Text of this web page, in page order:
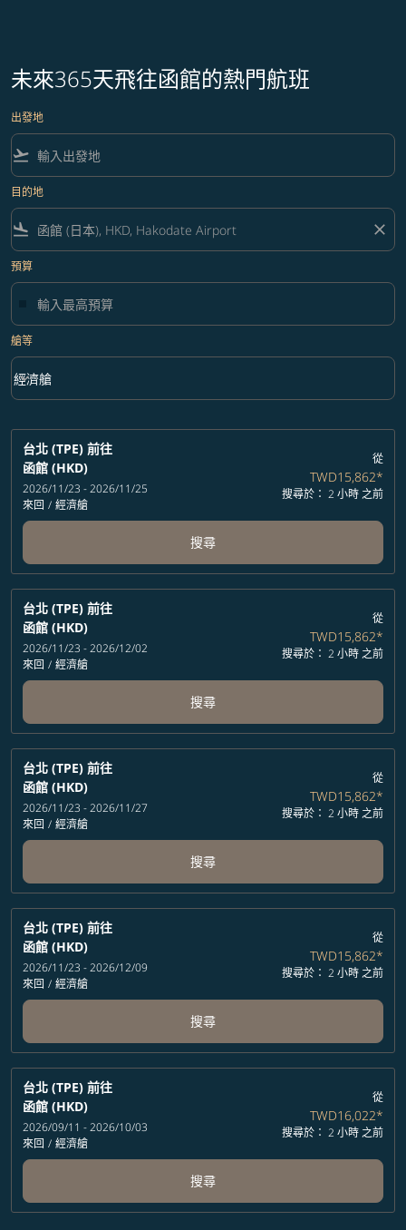
未來365天飛往函館的熱門航班
出發地
flight_takeoff
目的地
flight_land close
預算
艙等
艙等 option 經濟艙 Selected
經濟艙
keyboard_arrow_down
台北 (TPE) 前往
函館 (HKD)
2026/11/23 - 2026/11/25
來回 / 經濟艙
從
TWD15,862*
搜尋於： 2 小時 之前
搜尋
台北 (TPE) 前往
函館 (HKD)
2026/11/23 - 2026/12/02
來回 / 經濟艙
從
TWD15,862*
搜尋於： 2 小時 之前
搜尋
台北 (TPE) 前往
函館 (HKD)
2026/11/23 - 2026/11/27
來回 / 經濟艙
從
TWD15,862*
搜尋於： 2 小時 之前
搜尋
台北 (TPE) 前往
函館 (HKD)
2026/11/23 - 2026/12/09
來回 / 經濟艙
從
TWD15,862*
搜尋於： 2 小時 之前
搜尋
台北 (TPE) 前往
函館 (HKD)
2026/09/11 - 2026/10/03
來回 / 經濟艙
從
TWD16,022*
搜尋於： 2 小時 之前
搜尋